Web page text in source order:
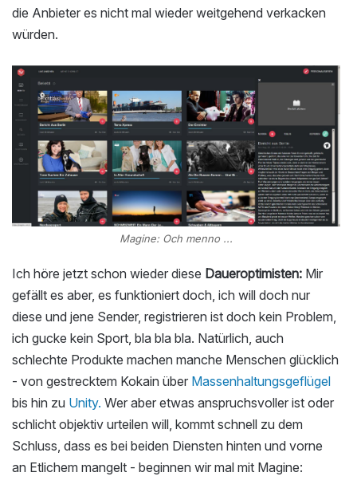
die Anbieter es nicht mal wieder weitgehend verkacken
würden.
Magine: Och menno ...
Ich höre jetzt schon wieder diese Daueroptimisten: Mir
gefällt es aber, es funktioniert doch, ich will doch nur
diese und jene Sender, registrieren ist doch kein Problem,
ich gucke kein Sport, bla bla bla. Natürlich, auch
schlechte Produkte machen manche Menschen glücklich
- von gestrecktem Kokain über Massenhaltungsgeflügel
bis hin zu Unity. Wer aber etwas anspruchsvoller ist oder
schlicht objektiv urteilen will, kommt schnell zu dem
Schluss, dass es bei beiden Diensten hinten und vorne
an Etlichem mangelt - beginnen wir mal mit Magine: